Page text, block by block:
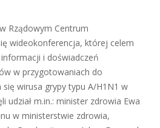
Rządowym Centrum
wideokonferencja, której celem
i doświadczeń
w przygotowaniach do
wirusa grypy typu A/H1N1 w
udział m.in.: minister zdrowia Ewa
w ministerstwie zdrowia,